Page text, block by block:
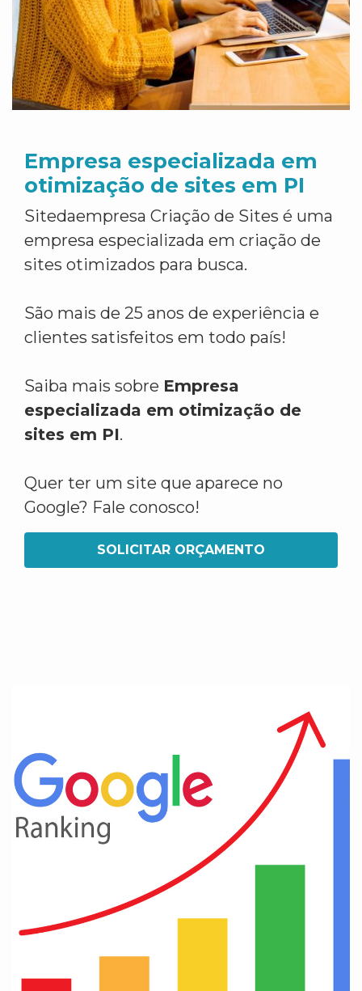
Empresa especializada em
otimização de sites em PI
Sitedaempresa Criação de Sites é uma
empresa especializada em criação de
sites otimizados para busca.
São mais de 25 anos de experiência e
clientes satisfeitos em todo país!
Saiba mais sobre Empresa
especializada em otimização de
sites em PI.
Quer ter um site que aparece no
Google? Fale conosco!
SOLICITAR ORÇAMENTO